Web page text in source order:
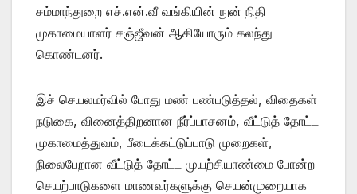
சம்மாந்துறை எச்.என்.வீ வங்கியின் நுன் நிதி
முகாமையாளர் சஞ்ஜீவன் ஆகியோரும் கலந்து
கொண்டனர்.
இச் செயலமர்வில் போது மண் பண்படுத்தல், விதைகள்
நடுகை, வினைத்திறனான நீர்ப்பாசனம், வீட்டுத் தோட்ட
முகாமைத்துவம், பீடைக்கட்டுப்பாடு முறைகள்,
நிலைபேறான வீட்டுத் தோட்ட முயற்சியாண்மை போன்ற
செயற்பாடுகளை மாணவர்களுக்கு செயன்முறையாக